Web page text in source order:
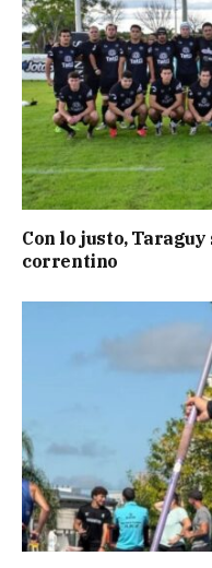
Con lo justo,
correntino